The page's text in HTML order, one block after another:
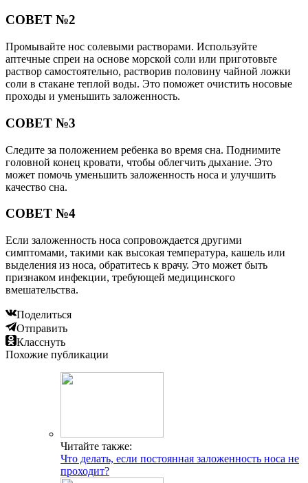
СОВЕТ №2
Промывайте нос солевыми растворами. Используйте
аптечные спреи на основе морской соли или приготовьте
раствор самостоятельно, растворив половину чайной ложки
соли в стакане теплой воды. Это поможет очистить носовые
проходы и уменьшить заложенность.
СОВЕТ №3
Следите за положением ребенка во время сна. Поднимите
головной конец кровати, чтобы облегчить дыхание. Это
может помочь уменьшить заложенность носа и улучшить
качество сна.
СОВЕТ №4
Если заложенность носа сопровождается другими
симптомами, такими как высокая температура, кашель или
выделения из носа, обратитесь к врачу. Это может быть
признаком инфекции, требующей медицинского
вмешательства.
Поделиться
Отправить
Класснуть
Похожие публикации
Читайте также:
Что делать, если постоянная заложенность носа не
проходит?